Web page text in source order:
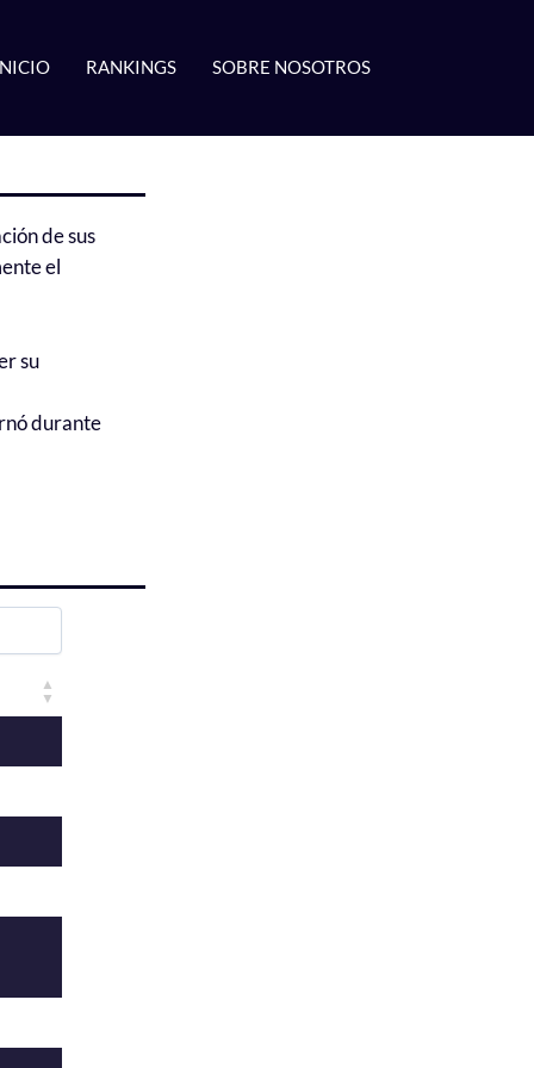
RANKINGS SOBRE NOSOTROS
de sus
el
su
durante